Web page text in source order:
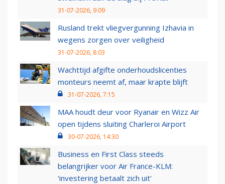
31-07-2026, 9:09
Rusland trekt vliegvergunning Izhavia in
wegens zorgen over veiligheid
31-07-2026, 8:03
Wachttijd afgifte onderhoudslicenties
monteurs neemt af, maar krapte blijft
31-07-2026, 7:15
MAA houdt deur voor Ryanair en Wizz Air
open tijdens sluiting Charleroi Airport
30-07-2026, 14:30
Business en First Class steeds
belangrijker voor Air France-KLM:
‘investering betaalt zich uit’